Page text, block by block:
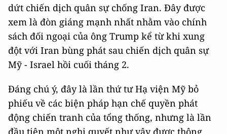
dứt chiến dịch quân sự chống Iran. Đây được
xem là đòn giáng mạnh nhất nhằm vào chính
sách đối ngoại của ông Trump kể từ khi xung
đột với Iran bùng phát sau chiến dịch quân sự
Mỹ - Israel hồi cuối tháng 2.
Đáng chú ý, đây là lần thứ tư Hạ viện Mỹ bỏ
phiếu về các biện pháp hạn chế quyền phát
động chiến tranh của tổng thống, nhưng là lần
đầu tiên một nghị quyết như vậy được thông